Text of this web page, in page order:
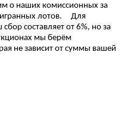
о наших комиссионных за
лотов. Для
составляет от 6%, но за
мы берём
не зависит от суммы вашей